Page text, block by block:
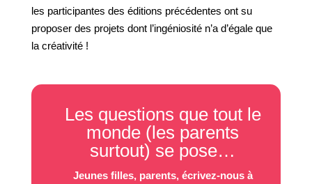
les participantes des éditions précédentes ont su
proposer des projets dont l’ingéniosité n’a d’égale que
la créativité !
Les questions que tout le
monde (les parents
surtout) se pose…
Jeunes filles, parents, écrivez-nous à